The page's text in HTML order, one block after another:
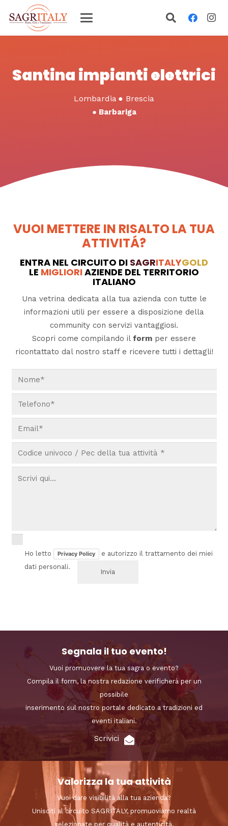
Santina impianti elettrici
Lombardia ● Brescia
● Barbariga
VUOI METTERE IN RISALTO LA TUA
ATTIVITÁ?
ENTRA NEL CIRCUITO DI SAGRITALYGOLD
LE MIGLIORIAZIENDE DEL TERRITORIO
ITALIANO
Una vetrina dedicata alla tua azienda con tutte le
informazioni utili per essere a disposizione della
community con servizi vantaggiosi.
Scopri come compilando il form per essere
ricontattato dal nostro staff e ricevere tutti i dettagli!
Ho letto Privacy Policy
e autorizzo il trattamento dei miei
dati personali.
Segnala il tuo evento!
Vuoi promuovere la tua sagra o evento?
Compila il form, la nostra redazione verificherà per un
possibile
inserimento sul nostro portale dedicato a tradizioni ed
eventi italiani.
Scrivici
Valorizza la tua attività
Vuoi dare visibilità alla tua azienda?
Unisciti al circuito SAGRITALY, promuoviamo realtà
selezionate per qualità e autenticità.